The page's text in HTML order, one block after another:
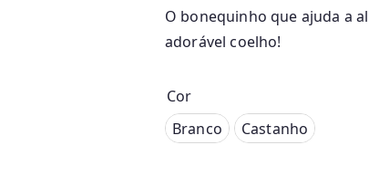
O bonequinho que ajuda a
adorável coelho!
Cor
Branco
Branco Castanho